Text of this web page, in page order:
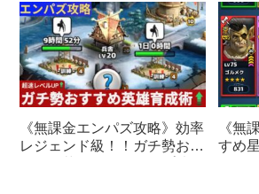
《無課金エンパズ攻略》効率
レジェンド級！！ガチ勢おす
《無
すめ